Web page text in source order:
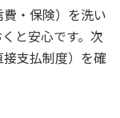
・保険）を洗い
と安心です。次
支払制度）を確